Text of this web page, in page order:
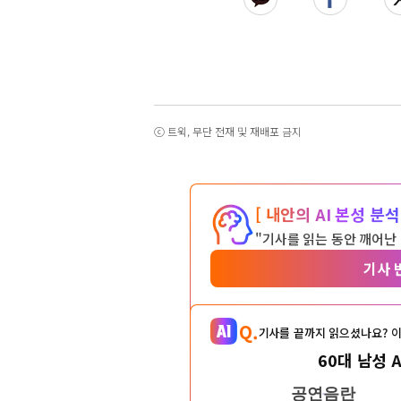
ⓒ 트윅, 무단 전재 및 재배포 금지
[ 내안의 AI 본성 분
"기사를 읽는 동안 깨어
기사
Q.기사를 끝까지 읽으셨나요?
60대 남성
공연음란